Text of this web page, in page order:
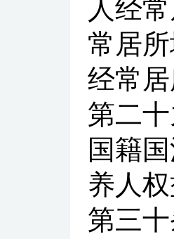
人经
常居
经常
第二
国籍
养人权
第三